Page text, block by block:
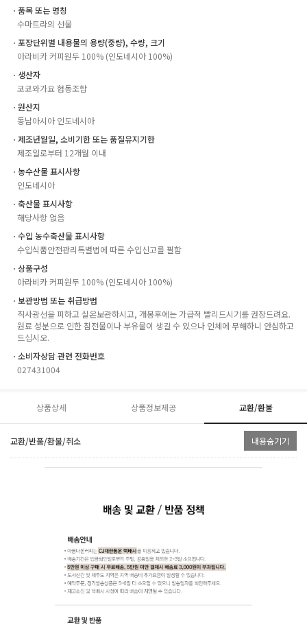
ㆍ품목 또는 명칭
수마트라의 선물
ㆍ포장단위별 내용물의 용량(중량), 수량, 크기
아라비카 커피원두 100% (인도네시아 100%)
ㆍ생산자
코코와가요 협동조합
ㆍ원산지
동남아시아 인도네시아
ㆍ제조년월일, 소비기한 또는 품질유지기한
제조일로부터 12개월 이내
ㆍ농수산물 표시사항
인도네시아
ㆍ축산물 표시사항
해당사항 없음
ㆍ수입 농수축산물 표시사항
수입식품안전관리특별법에 따른 수입신고를 필함
ㆍ상품구성
아라비카 커피원두 100% (인도네시아 100%)
ㆍ보관방법 또는 취급방법
직사광선을 피하고 실온보관하시고, 개봉후에는 가급적 빨리드시기를 권장드려요.
원료 성분으로 인한 침전물이나 부유물이 생길 수 있으나 인체에 무해하니 안심하고
드십시오.
ㆍ소비자상담 관련 전화번호
027431004
상품상세 상품정보제공 교환/환불
교환/반품/환불/취소 내용숨기기